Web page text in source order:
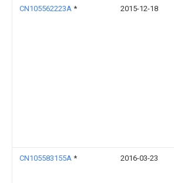
CN105562223A * 2015-12-18
CN105583155A * 2016-03-23